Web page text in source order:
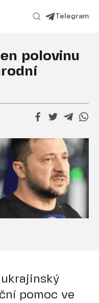
Telegram
polovinu
pomoc ve